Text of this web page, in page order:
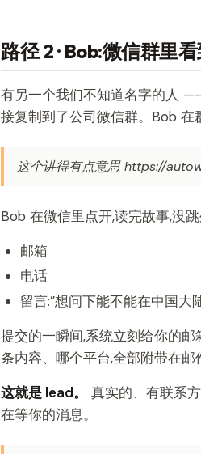
路径 2 · Bob:微信群里
有另一个我们不知道名字的人
接复制到了公司微信群。Bob 在
这个讲得有点意思 https://
Bob 在微信里点开,读完故事,没
邮箱
电话
留言:”想问下能不能在中国大
提交的一瞬间,系统立刻给你的邮
条内容、哪个平台,全部附带在邮
这就是 lead。
真实的、有联系
在等你的消息。